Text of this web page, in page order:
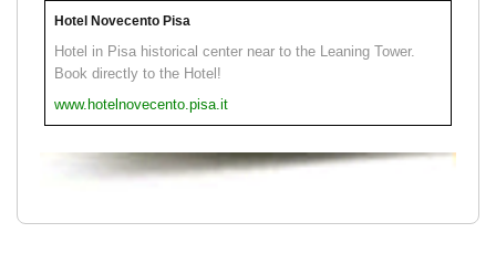
Hotel Novecento Pisa
Hotel in Pisa historical center near to the Leaning Tower.
Book directly to the Hotel!
www.hotelnovecento.pisa.it